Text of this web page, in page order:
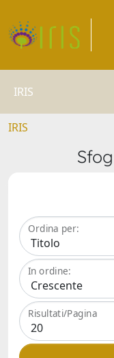
IRIS
IRIS
Ordina per:
In ordine:
Risultati/Pagina